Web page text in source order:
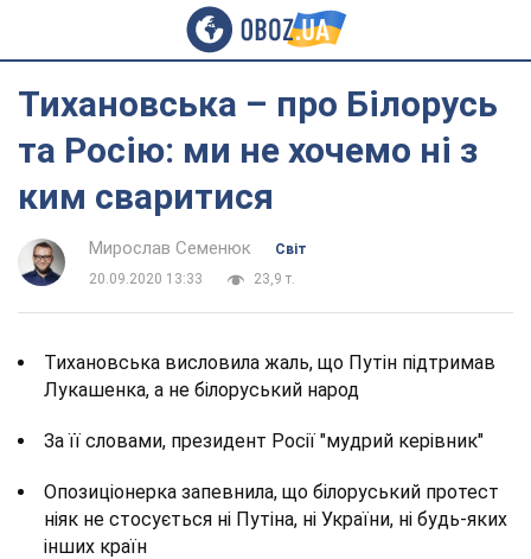
Тихановська – про Білорусь
та Росію: ми не хочемо ні з
ким сваритися
Мирослав Семенюк
Світ
20.09.2020 13:33
23,9 т.
Тихановська висловила жаль, що Путін підтримав
Лукашенка, а не білоруський народ
За її словами, президент Росії "мудрий керівник"
Опозиціонерка запевнила, що білоруський протест
ніяк не стосується ні Путіна, ні України, ні будь-яких
інших країн